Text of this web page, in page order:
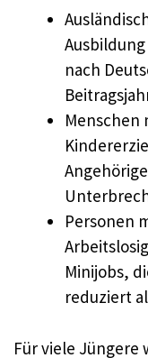
nach
Menschen
Personen
Minijobs,
reduziert
Für viele